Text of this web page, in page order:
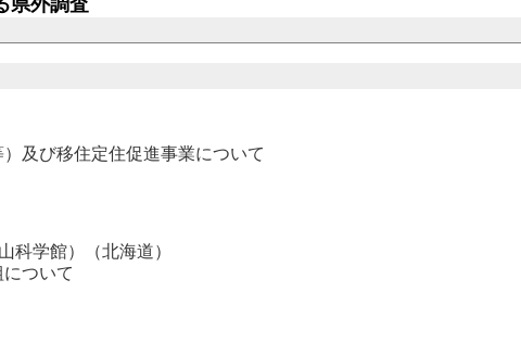
県外調査
及び移住定住促進事業について
科学館）（北海道）
ついて